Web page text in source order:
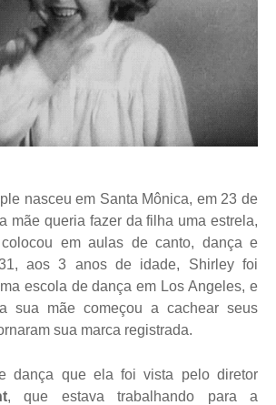
nasceu em Santa Mônica, em 23 de
mãe queria fazer da filha uma estrela,
em aulas de canto, dança e
aos 3 anos de idade, Shirley foi
escola de dança em Los Angeles, e
sua mãe começou a cachear seus
sua marca registrada.
dança que ela foi vista pelo diretor
, que estava trabalhando para a